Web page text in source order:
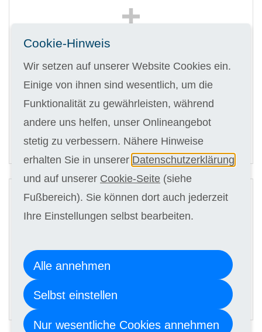
Digitale Kursunterlagen
Kursgebühr
15 x 149,00 €
ANMELDEN
Digitale Kursunterlagen
15 x 139,00 €
ANMELDEN
2
Cookie-Hinweis
Wir setzen auf unserer Website Cookies ein.
Einige von ihnen sind wesentlich, um die
Funktionalität zu gewährleisten, während
andere uns helfen, unser Onlineangebot
stetig zu verbessern. Nähere Hinweise
erhalten Sie in unserer Datenschutzerklärung
und auf unserer Cookie-Seite (siehe
Fußbereich). Sie können dort auch jederzeit
Ihre Einstellungen selbst bearbeiten.
Alle annehmen
Selbst einstellen
Nur wesentliche Cookies annehmen